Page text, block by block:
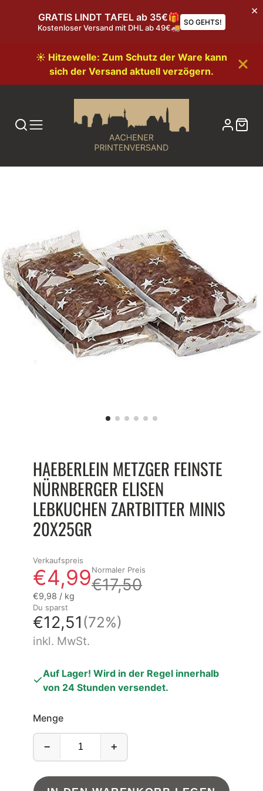
GRATIS LINDT TAFEL ab 35€🎁
Kostenloser Versand mit DHL ab 49€🚚
SO GEHTS!
☀️ Hitzewelle: Zum Schutz der Ware kann
sich der Versand aktuell verzögern.
HAEBERLEIN METZGER FEINSTE
NÜRNBERGER ELISEN
LEBKUCHEN ZARTBITTER MINIS
20X25GR
Verkaufspreis
€4,99
Grundpreis
€9,98 / pro
kg
Normaler Preis
€17,50
Du sparst
€12,51 (72%)
inkl. MwSt.
Auf Lager! Wird in der Regel innerhalb
von 24 Stunden versendet.
Menge
− +